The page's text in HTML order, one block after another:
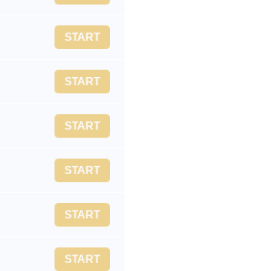
START
START
START
START
START
START